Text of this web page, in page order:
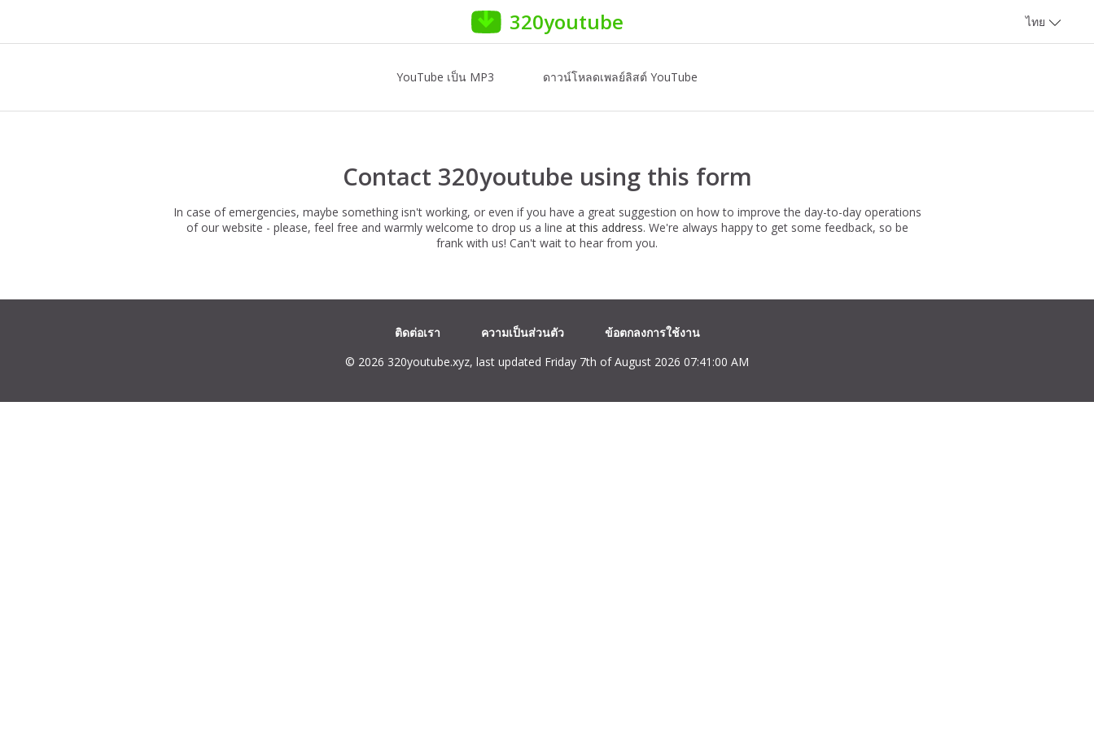
320youtube ไทย
YouTube เป็น MP3 ดาวน์โหลดเพลย์ลิสต์ YouTube
Contact 320youtube using this form
In case of emergencies, maybe something isn't working, or even if you have a great suggestion on how to improve the day-to-day operations
of our website - please, feel free and warmly welcome to drop us a line at this address. We're always happy to get some feedback, so be
frank with us! Can't wait to hear from you.
ติดต่อเรา ความเป็นส่วนตัว
ข้อตกลงการใช้งาน
© 2026 320youtube.xyz, last updated Friday 7th of August 2026 07:41:00 AM